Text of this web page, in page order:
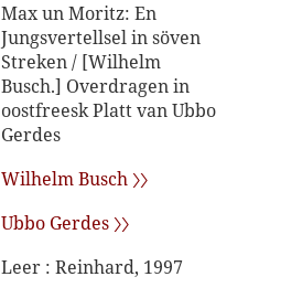
Max un Moritz: En
Jungsvertellsel in söven
Streken / [Wilhelm
Busch.] Overdragen in
oostfreesk Platt van Ubbo
Gerdes
Wilhelm Busch 〉〉
Ubbo Gerdes 〉〉
Leer : Reinhard, 1997